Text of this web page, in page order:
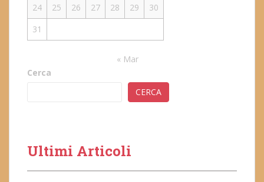
24
25 26 27 28 29
30
31
« Mar
Cerca
CERCA
Ultimi Articoli